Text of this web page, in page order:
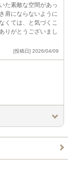
た素敵な空間があっ
肩にならないように
くては、と気づくこ
りがとうございまし
[投稿日] 2026/04/09